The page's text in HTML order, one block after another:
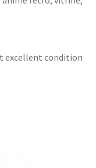
excellent condition